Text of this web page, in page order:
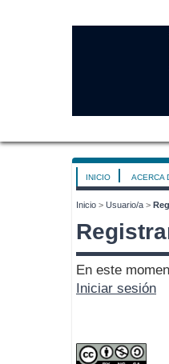
INICIO ACERCA
Inicio > Usuario/a >
En este
Iniciar sesión